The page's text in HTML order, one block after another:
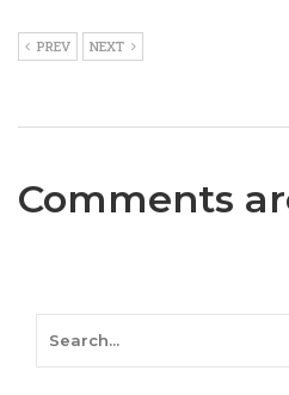
PREV NEXT
Comments